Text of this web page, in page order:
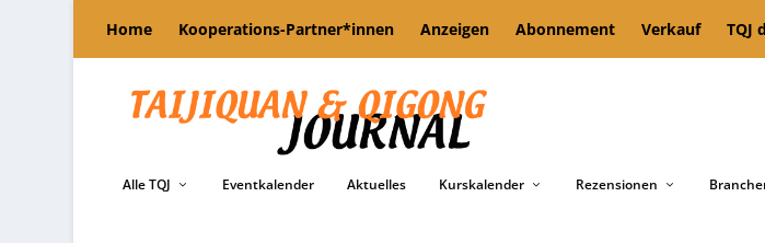
Home Kooperations-Partner*innen Anzeigen Abonnement Verkauf TQJ
Alle TQJ Eventkalender Aktuelles Kurskalender Rezensionen